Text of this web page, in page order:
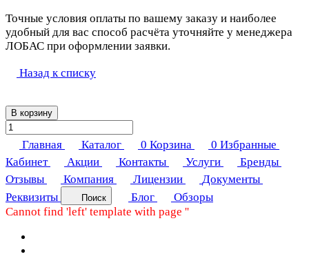
Точные условия оплаты по вашему заказу и наиболее
удобный для вас способ расчёта уточняйте у менеджера
ЛОБАС при оформлении заявки.
Назад к списку
В корзину
Главная Каталог 0 Корзина 0 Избранные
Кабинет
Акции Контакты Услуги
Бренды
Отзывы
Компания Лицензии
Документы
Реквизиты
Поиск Блог
Обзоры
Cannot find 'left' template with page ''